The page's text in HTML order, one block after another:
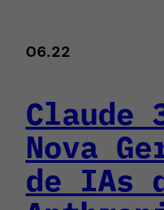
06.22
Claude
Nova
de IAs